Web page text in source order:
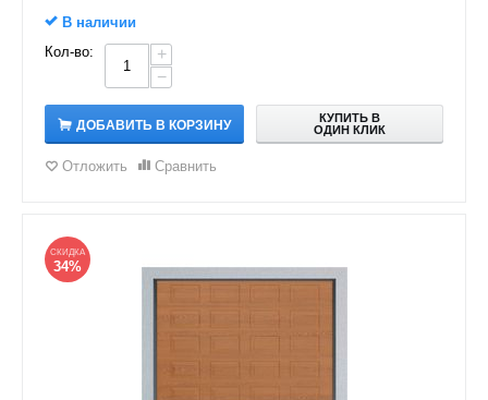
В наличии
Кол-во:
+
−
ДОБАВИТЬ В КОРЗИНУ
КУПИТЬ В
ОДИН КЛИК
Отложить Сравнить
СКИДКА
34%